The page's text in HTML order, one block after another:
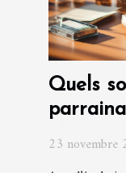
Quels
23 novembre